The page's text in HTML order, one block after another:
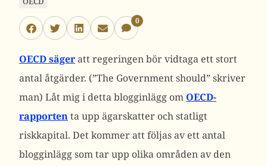
0
OECD sägeratt regeringen bör vidtaga ett stort
antal åtgärder. (”The Government should” skriver
man) Låt mig i detta blogginlägg omOECD-
rapportenta upp ägarskatter och statligt
riskkapital. Det kommer att följas av ett antal
blogginlägg som tar upp olika områden av den